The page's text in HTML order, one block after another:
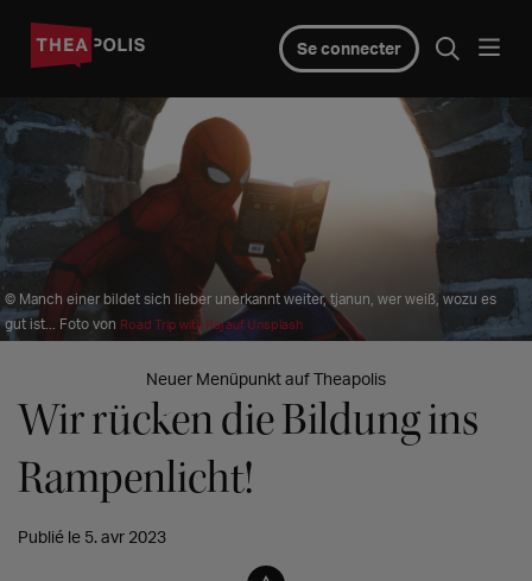
Se connecter
© Manch einer bildet sich lieber unerkannt weiter, tjanun, wer weiß, wozu es
gut ist... Foto von Road Trip with Raj auf Unsplash
Neuer Menüpunkt auf Theapolis
Wir rücken die Bildung ins
Rampenlicht!
Publié le 5. avr 2023